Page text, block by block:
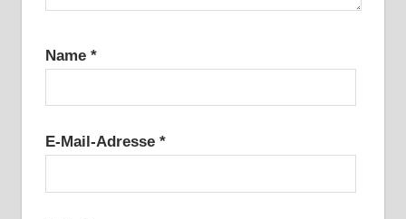
Name *
E-Mail-Adresse *